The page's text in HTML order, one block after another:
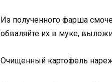
Из полученного фарша
обваляйте их в муке,
Очищенный картофель